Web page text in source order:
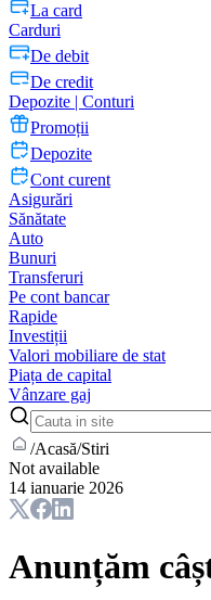
La card
Carduri
De debit
De credit
Depozite | Conturi
Promoții
Depozite
Cont curent
Asigurări
Sănătate
Auto
Bunuri
Transferuri
Pe cont bancar
Rapide
Investiții
Valori mobiliare de stat
Piața de capital
Vânzare gaj
/Acasă/Stiri
Not available
14 ianuarie 2026
Anunțăm